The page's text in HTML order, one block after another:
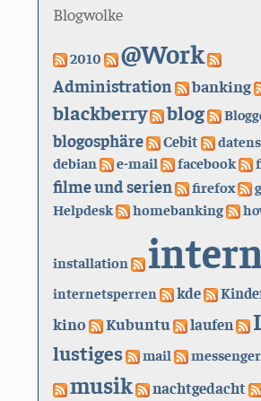
Blogwolke
2010 @Work
Administration banking
blackberry blog
blogosphäre Cebit
debian e-mail facebook
filme und serien firefox
Helpdesk
homebanking
installation
internetsperren kde
kino Kubuntu laufen
lustiges mail messenger
musik nachtgedacht